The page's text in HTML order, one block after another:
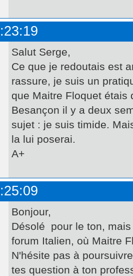
Salut Serge,
Ce que je redoutais est
rassure, je suis un
que Maitre Floquet étais
Besançon il y a deux
sujet : je suis timide.
la lui poserai.
A+
Bonjour,
Désolé pour le ton,
forum Italien, où Maitre
N'hésite pas à
tes question à ton